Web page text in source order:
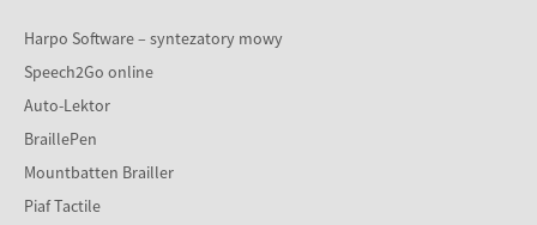
Harpo Software – syntezatory mowy
Speech2Go online
Auto-Lektor
BraillePen
Mountbatten Brailler
Piaf Tactile